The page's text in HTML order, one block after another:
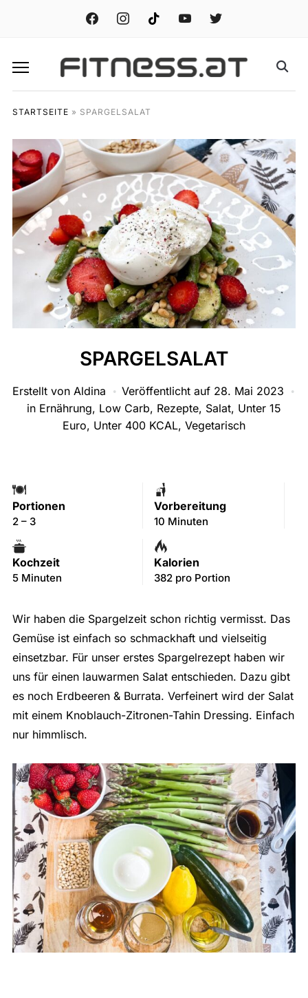
facebook instagramtiktok youtube twitter
STARTSEITE » SPARGELSALAT
SPARGELSALAT
Erstellt von Aldina Veröffentlicht auf 28. Mai 2023
in Ernährung, Low Carb, Rezepte, Salat, Unter 15
Euro, Unter 400 KCAL, Vegetarisch
Portionen
2 – 3
Vorbereitung
10 Minuten
Kochzeit
5 Minuten
Kalorien
382 pro Portion
Wir haben die Spargelzeit schon richtig vermisst. Das
Gemüse ist einfach so schmackhaft und vielseitig
einsetzbar. Für unser erstes Spargelrezept haben wir
uns für einen lauwarmen Salat entschieden. Dazu gibt
es noch Erdbeeren & Burrata. Verfeinert wird der Salat
mit einem Knoblauch-Zitronen-Tahin Dressing. Einfach
nur himmlisch.